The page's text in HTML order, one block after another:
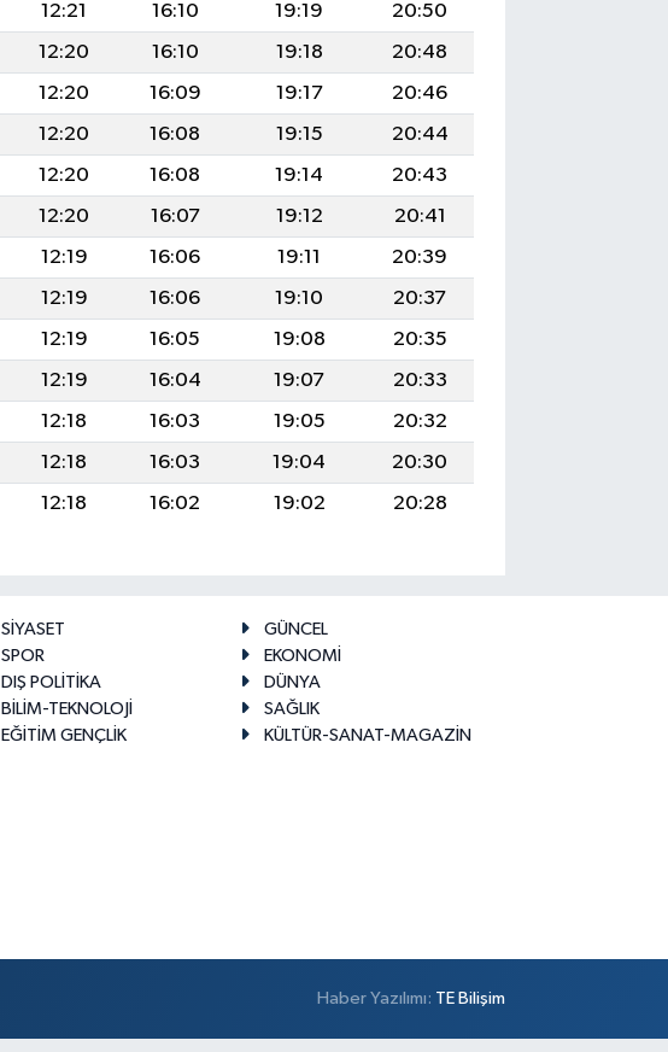
12:21 16:10 19:19
20:50
12:20 16:10 19:18
20:48
12:20 16:09 19:17
20:46
12:20 16:08 19:15
20:44
12:20 16:08 19:14
20:43
12:20 16:07 19:12
20:41
12:19 16:06 19:11
20:39
12:19 16:06 19:10
20:37
12:19 16:05 19:08
20:35
12:19 16:04 19:07
20:33
12:18 16:03 19:05
20:32
12:18 16:03 19:04
20:30
12:18 16:02 19:02 20:28
SİYASET
GÜNCEL
SPOR
EKONOMİ
DIŞ POLİTİKA
DÜNYA
BİLİM-TEKNOLOJİ
SAĞLIK
EĞİTİM GENÇLİK
KÜLTÜR-SANAT-MAGAZİN
Haber Yazılımı: TE Bilişim